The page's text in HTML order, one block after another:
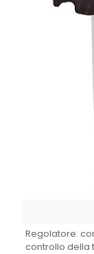
Regolatore:
controllo della